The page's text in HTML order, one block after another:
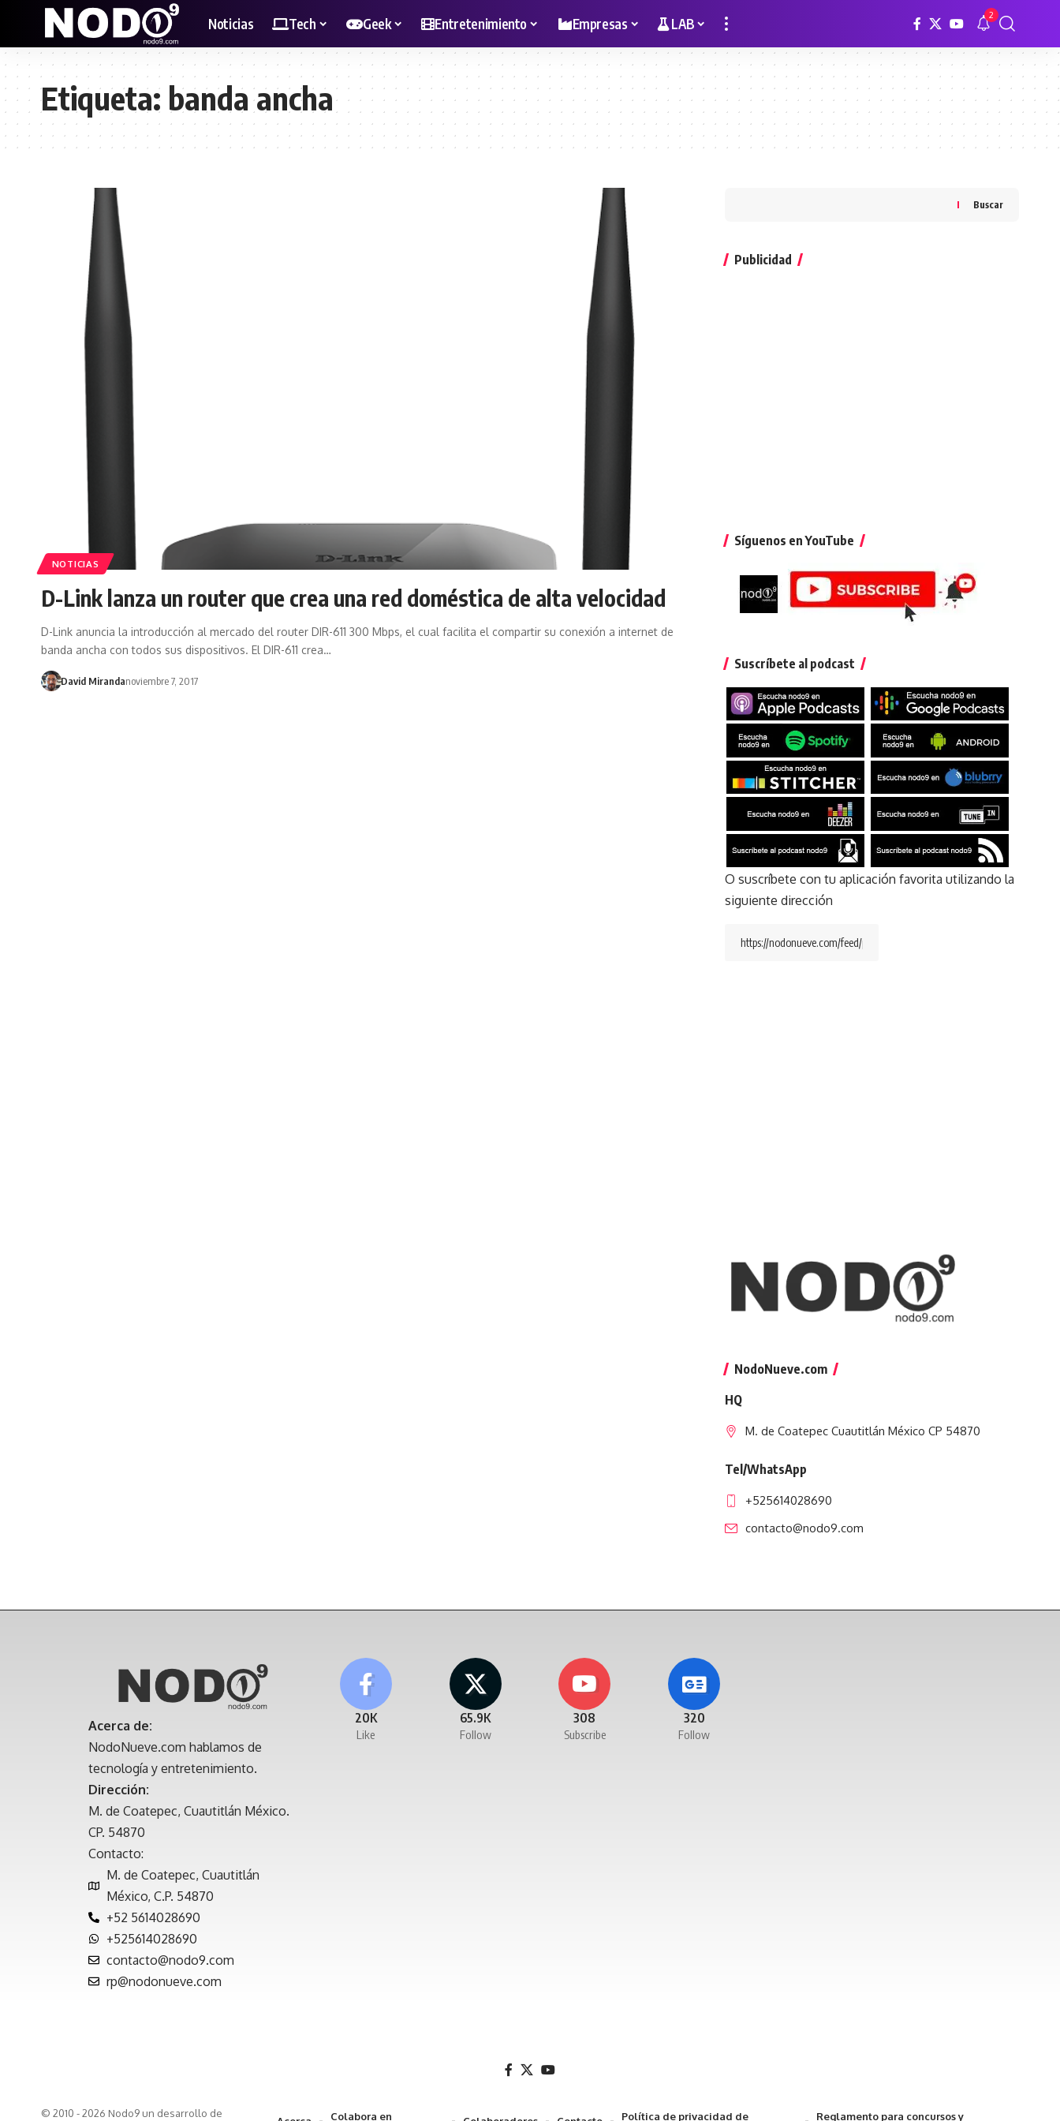
Noticias Tech Geek Entretenimiento Empresas LAB 2
Etiqueta: banda ancha
NOTICIAS
D-Link lanza un router que crea una red doméstica de alta velocidad
D-Link anuncia la introducción al mercado del router DIR-611 300 Mbps, el cual facilita el compartir su conexión a internet de
banda ancha con todos sus dispositivos. El DIR-611 crea…
David Mirandanoviembre 7, 2017
Buscar
Publicidad
Síguenos en YouTube
Suscríbete al podcast
O suscríbete con tu aplicación favorita utilizando la
siguiente dirección
NodoNueve.com
HQ
M. de Coatepec Cuautitlán México CP 54870
Tel/WhatsApp
+525614028690
contacto@nodo9.com
Acerca de:
NodoNueve.com hablamos de
tecnología y entretenimiento.
Dirección:
M. de Coatepec, Cuautitlán México.
CP. 54870
Contacto:
M. de Coatepec, Cuautitlán
México, C.P. 54870
+52 5614028690
+525614028690
contacto@nodo9.com
rp@nodonueve.com
20K
Like
65.9K
Follow
308
Subscribe
320
Follow
© 2010 - 2026 Nodo9 un desarrollo de
Colabora en
Política de privacidad de
Reglamento para concursos y